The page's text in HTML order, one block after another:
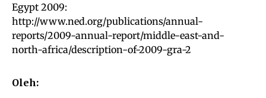
Egypt 2009:
http://www.ned.org/publications/annual-
reports/2009-annual-report/middle-east-and-
north-africa/description-of-2009-gra-2
Oleh: